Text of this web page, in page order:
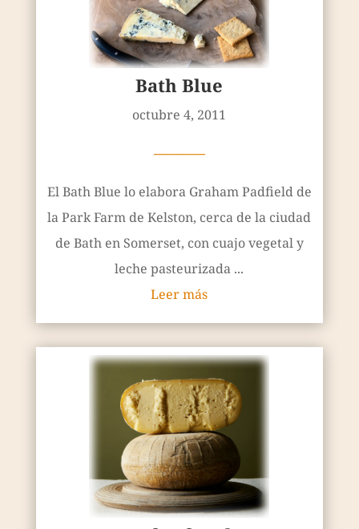
Bath Blue
octubre 4, 2011
————
El Bath Blue lo elabora Graham Padfield de
la Park Farm de Kelston, cerca de la ciudad
de Bath en Somerset, con cuajo vegetal y
leche pasteurizada ...
Leer más